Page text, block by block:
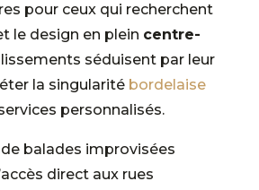
pour ceux qui recherchent
le design en plein centre-
séduisent par leur
la singularité bordelaise
personnalisés.
balades improvisées
direct aux rues